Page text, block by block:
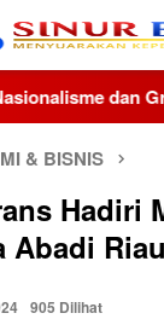
Menko
& BISNIS
Hadiri
Abadi Riau
905 Dilihat